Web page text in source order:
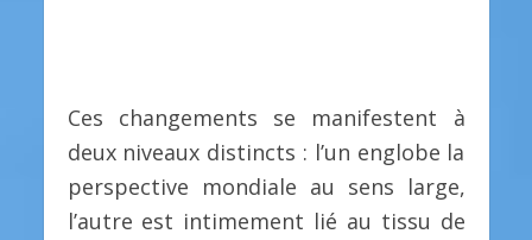
Ces changements se manifestent à
deux niveaux distincts : l’un englobe la
perspective mondiale au sens large,
l’autre est intimement lié au tissu de